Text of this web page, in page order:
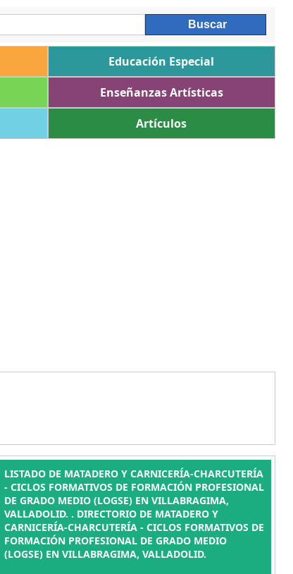
Educación Especial
Enseñanzas Artísticas
Artículos
LISTADO DE MATADERO Y CARNICERÍA-CHARCUTERÍA
- CICLOS FORMATIVOS DE FORMACIÓN PROFESIONAL
DE GRADO MEDIO (LOGSE) EN VILLABRAGIMA,
VALLADOLID. . DIRECTORIO DE MATADERO Y
CARNICERÍA-CHARCUTERÍA - CICLOS FORMATIVOS DE
FORMACIÓN PROFESIONAL DE GRADO MEDIO
(LOGSE) EN VILLABRAGIMA, VALLADOLID.